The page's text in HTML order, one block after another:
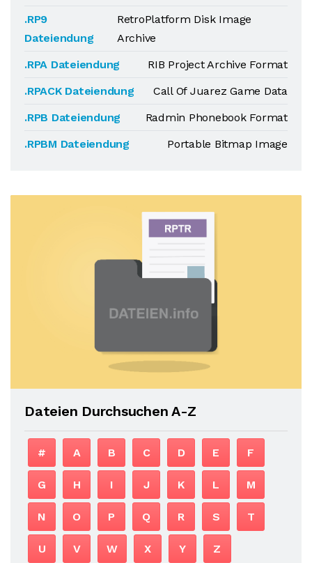
.RP9
Dateiendung
RetroPlatform Disk Image
Archive
.RPA Dateiendung
RIB Project Archive Format
.RPACK Dateiendung
Call Of Juarez Game Data
.RPB Dateiendung
Radmin Phonebook Format
.RPBM Dateiendung
Portable Bitmap Image
Dateien Durchsuchen A-Z
# A B C D E F
G H I J K L M
N O P Q R S T
U V W X Y Z